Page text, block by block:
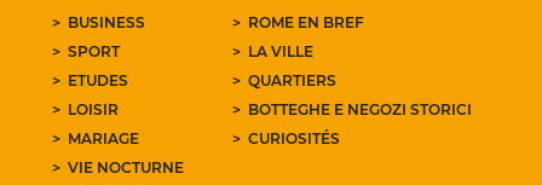
BUSINESS
SPORT
ETUDES
LOISIR
MARIAGE
VIE NOCTURNE
ROME EN BREF
LA VILLE
QUARTIERS
BOTTEGHE E NEGOZI STORICI
CURIOSITÉS